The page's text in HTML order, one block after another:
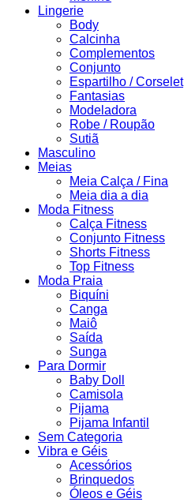
Lingerie
Body
Calcinha
Complementos
Conjunto
Espartilho / Corselet
Fantasias
Modeladora
Robe / Roupão
Sutiã
Masculino
Meias
Meia Calça / Fina
Meia dia a dia
Moda Fitness
Calça Fitness
Conjunto Fitness
Shorts Fitness
Top Fitness
Moda Praia
Biquíni
Canga
Maiô
Saída
Sunga
Para Dormir
Baby Doll
Camisola
Pijama
Pijama Infantil
Sem Categoria
Vibra e Géis
Acessórios
Brinquedos
Óleos e Géis